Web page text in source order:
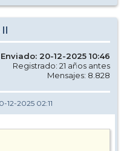
Enviado: 20-12-2025 10:46
Registrado: 21 años antes
Mensajes: 8.828
12-2025 02:11